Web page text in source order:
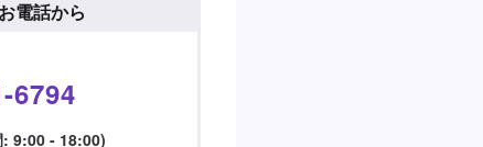
電話から
6794
: 9:00 - 18:00)